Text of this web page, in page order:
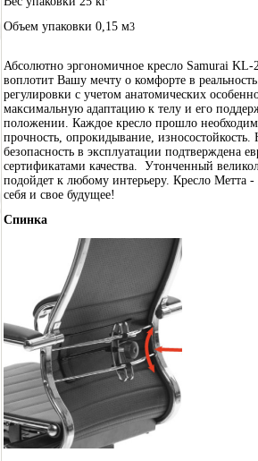
Объем упаковки 0,15 м3
Абсолютно эргономичное кресло Samurai KL-
воплотит Вашу мечту о комфорте в
регулировки с учетом анатомических
максимальную адаптацию к телу и его
положении. Каждое кресло прошло
прочность, опрокидывание, износостойкость.
безопасность в эксплуатации подтверждена
сертификатами качества. Утонченный
подойдет к любому интерьеру. Кресло Метта
себя и свое будущее!
Спинка